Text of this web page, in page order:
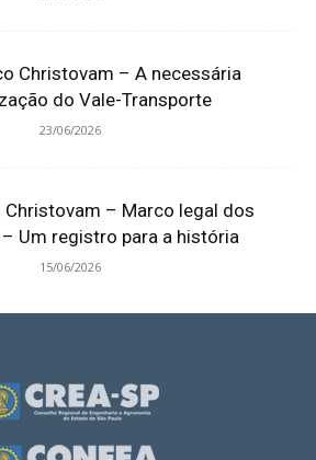
Christovam – A necessária
do Vale-Transporte
23/06/2026
Christovam – Marco legal dos
Um registro para a história
15/06/2026